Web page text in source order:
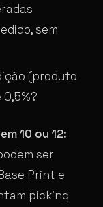
sem
(produto
10 ou 12:
ser
Print e
picking